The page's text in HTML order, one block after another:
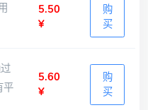
5.50
¥
购
买
平
5.60
¥
购
买